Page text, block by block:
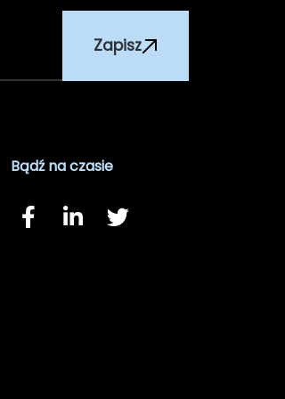
Zapisz
Bądź na czasie